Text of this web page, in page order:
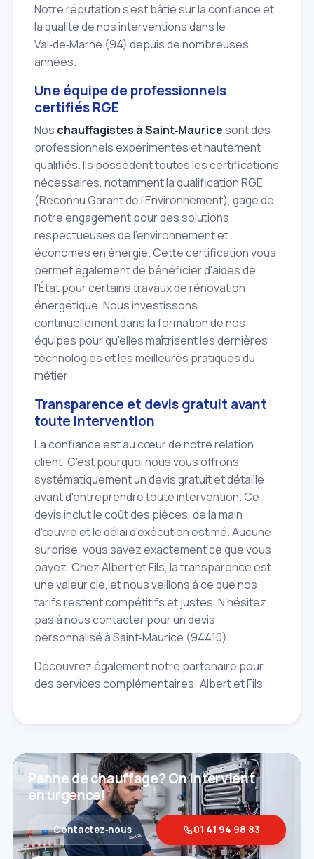
Notre réputation s'est bâtie sur la confiance et
la qualité de nos interventions dans le
Val‑de‑Marne (94) depuis de nombreuses
années.
Une équipe de professionnels
certifiés RGE
Nos chauffagistes à Saint‑Mauricesont des
professionnels expérimentés et hautement
qualifiés. Ils possèdent toutes les certifications
nécessaires, notamment la qualification RGE
(Reconnu Garant de l'Environnement), gage de
notre engagement pour des solutions
respectueuses de l'environnement et
économes en énergie. Cette certification vous
permet également de bénéficier d'aides de
l'État pour certains travaux de rénovation
énergétique. Nous investissons
continuellement dans la formation de nos
équipes pour qu'elles maîtrisent les dernières
technologies et les meilleures pratiques du
métier.
Transparence et devis gratuit avant
toute intervention
La confiance est au cœur de notre relation
client. C'est pourquoi nous vous offrons
systématiquement un devis gratuit et détaillé
avant d'entreprendre toute intervention. Ce
devis inclut le coût des pièces, de la main
d'œuvre et le délai d'exécution estimé. Aucune
surprise, vous savez exactement ce que vous
payez. Chez Albert et Fils, la transparence est
une valeur clé, et nous veillons à ce que nos
tarifs restent compétitifs et justes. N'hésitez
pas à nous contacter pour un devis
personnalisé à Saint‑Maurice (94410).
Découvrez également notre partenaire pour
des services complémentaires: Albert et Fils
Panne de chauffage? On intervient
en urgence!
Contactez‑nous 01 41 94 98 83